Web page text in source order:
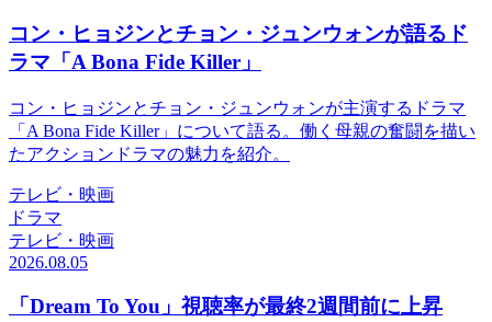
コン・ヒョジンとチョン・ジュンウォンが語るド
ラマ「A Bona Fide Killer」
コン・ヒョジンとチョン・ジュンウォンが主演するドラマ
「A Bona Fide Killer」について語る。働く母親の奮闘を描い
たアクションドラマの魅力を紹介。
テレビ・映画
ドラマ
テレビ・映画
2026.08.05
「Dream To You」視聴率が最終2週間前に上昇